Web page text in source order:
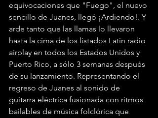
equivocaciones que "Fuego", el nuevo
sencillo de Juanes, llegó ¡Ardiendo!. Y
arde tanto que las llamas lo llevaron
hasta la cima de los listados Latin radio
airplay en todos los Estados Unidos y
Puerto Rico, a sólo 3 semanas después
de su lanzamiento. Representando el
regreso de Juanes al sonido de
guitarra eléctrica fusionada con ritmos
bailables de música folclórica que